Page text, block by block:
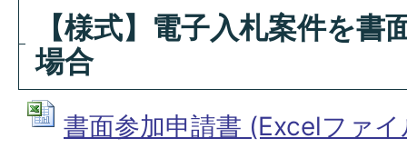
【様式】電子入札案件を書
場合
書面参加申請書 (Excelファ